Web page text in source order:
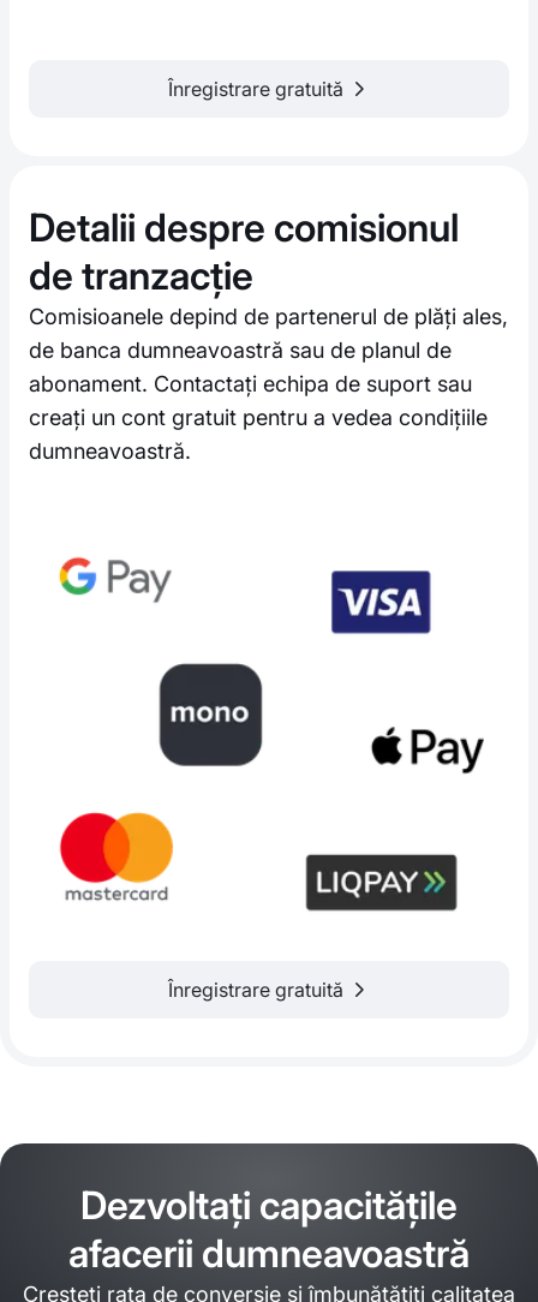
Înregistrare gratuită
Detalii despre comisionul
de tranzacție
Comisioanele depind de partenerul de plăți ales,
de banca dumneavoastră sau de planul de
abonament. Contactați echipa de suport sau
creați un cont gratuit pentru a vedea condițiile
dumneavoastră.
Înregistrare gratuită
Dezvoltați capacitățile
afacerii dumneavoastră
Creșteți rata de conversie și îmbunătățiți calitatea